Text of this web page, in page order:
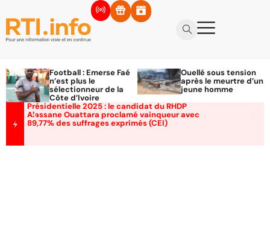
Football : Emerse Faé
n’est plus le
sélectionneur de la
Côte d’Ivoire
Ouellé sous tension
après le meurtre d’un
jeune homme
Présidentielle 2025 : le candidat du RHDP
Alassane Ouattara proclamé vainqueur avec
89,77% des suffrages exprimés (CEI)